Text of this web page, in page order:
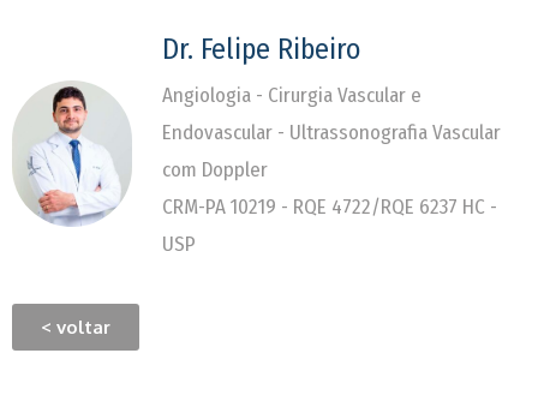
Dr. Felipe Ribeiro
Angiologia - Cirurgia Vascular e
Endovascular - Ultrassonografia Vascular
com Doppler
CRM-PA 10219 - RQE 4722/RQE 6237 HC -
USP
< voltar